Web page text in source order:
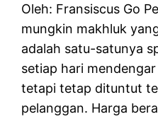
Oleh: Fransiscus Go
mungkin makhluk
adalah satu-satunya
setiap hari
tetapi tetap dituntut
pelanggan. Harga